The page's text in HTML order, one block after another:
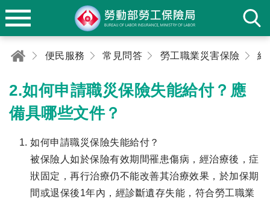
便民服務 常見問答 勞工職業災害保險 給
2.如何申請職災保險失能給付？應
備具哪些文件？
如何申請職災保險失能給付？
被保險人如於保險有效期間罹患傷病，經治療後，症
狀固定，再行治療仍不能改善其治療效果，於加保期
間或退保後1年內，經診斷遺存失能，符合勞工職業